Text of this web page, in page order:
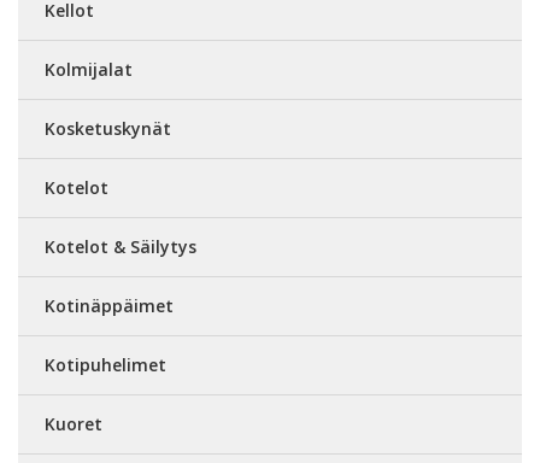
Kellot
Kolmijalat
Kosketuskynät
Kotelot
Kotelot & Säilytys
Kotinäppäimet
Kotipuhelimet
Kuoret